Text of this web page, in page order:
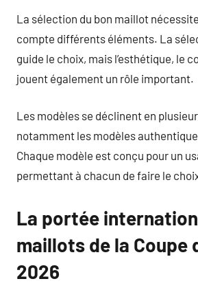
La sélection du bon maillot
compte différents éléments. La
guide le choix, mais l’esthétique, le
jouent également un rôle important.
Les modèles se déclinent en
notamment les modèles
Chaque modèle est conçu pour un
permettant à chacun de faire le
La portée
maillots de la Coupe
2026